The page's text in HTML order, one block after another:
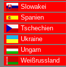
Slowakei
Spanien
Tschechien
Ukraine
Ungarn
Weißrussland